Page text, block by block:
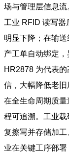
场与管理层信息
工业 RFID 读写器
明显下降；在输
产工单自动绑定
HR2878 为代表
信，大幅降低老旧
在全生命周期质
程可追溯。工业
复擦写并存储加
业在关键工序部